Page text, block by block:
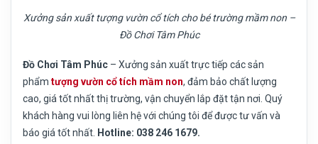
Xưởng sản xuất tượng vườn cổ tích cho bé trường mầm non –
Đồ Chơi Tâm Phúc
Đồ Chơi Tâm Phúc – Xưởng sản xuất trực tiếp các sản
phẩm tượng vườn cổ tích mầm non, đảm bảo chất lượng
cao, giá tốt nhất thị trường, vận chuyển lắp đặt tận nơi. Quý
khách hàng vui lòng liên hệ với chúng tôi để được tư vấn và
báo giá tốt nhất. Hotline: 038 246 1679.